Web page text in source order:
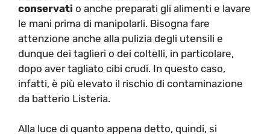
conservati o anche preparati gli alimenti e lavare
le mani prima di manipolarli. Bisogna fare
attenzione anche alla pulizia degli utensili e
dunque dei taglieri o dei coltelli, in particolare,
dopo aver tagliato cibi crudi. In questo caso,
infatti, è più elevato il rischio di contaminazione
da batterio Listeria.
Alla luce di quanto appena detto, quindi, si